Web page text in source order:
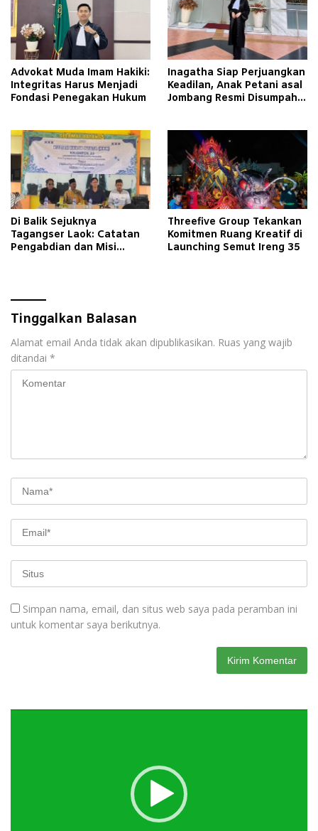
Advokat Muda Imam Hakiki:
Integritas Harus Menjadi
Fondasi Penegakan Hukum
Inagatha Siap Perjuangkan
Keadilan, Anak Petani asal
Jombang Resmi Disumpah
Di Balik Sejuknya
Tagangser Laok: Catatan
Pengabdian dan Misi
Threefive Group Tekankan
Komitmen Ruang Kreatif di
Launching Semut Ireng 35
Tinggalkan Balasan
Alamat email Anda tidak akan dipublikasikan. Ruas yang wajib
ditandai *
Simpan nama, email, dan situs web saya pada peramban ini
untuk komentar saya berikutnya.